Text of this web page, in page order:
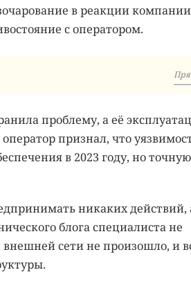
в реакции
с оператором.
проблему, а её
признал, что
в 2023 году, но точную
никаких действий,
блога специалиста не
сети не произошло, и